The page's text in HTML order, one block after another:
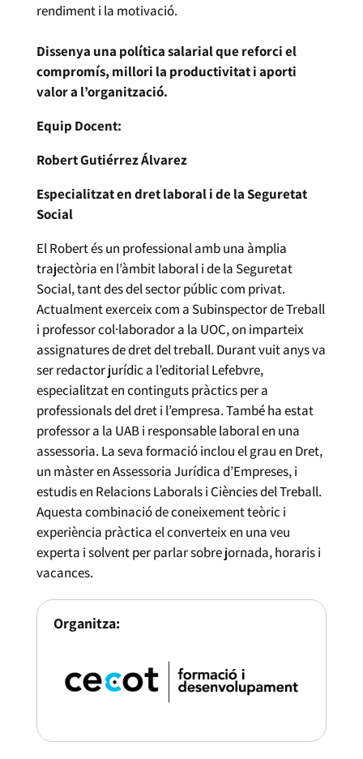
rendiment i la motivació.
Dissenya una política salarial que reforci el
compromís, millori la productivitat i aporti
valor a l’organització.
Equip Docent:
Robert Gutiérrez Álvarez
Especialitzat en dret laboral i de la Seguretat
Social
El Robert és un professional amb una àmplia
trajectòria en l’àmbit laboral i de la Seguretat
Social, tant des del sector públic com privat.
Actualment exerceix com a Subinspector de Treball
i professor col·laborador a la UOC, on imparteix
assignatures de dret del treball. Durant vuit anys va
ser redactor jurídic a l’editorial Lefebvre,
especialitzat en continguts pràctics per a
professionals del dret i l’empresa. També ha estat
professor a la UAB i responsable laboral en una
assessoria. La seva formació inclou el grau en Dret,
un màster en Assessoria Jurídica d’Empreses, i
estudis en Relacions Laborals i Ciències del Treball.
Aquesta combinació de coneixement teòric i
experiència pràctica el converteix en una veu
experta i solvent per parlar sobre jornada, horaris i
vacances.
Organitza: